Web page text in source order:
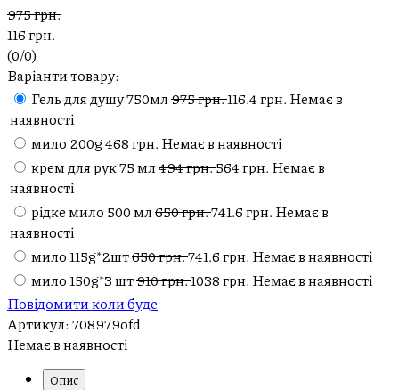
975 грн.
116 грн.
(0/0)
Варіанти товару:
Гель для душу 750мл975 грн.116.4 грн. Немає в
наявності
мило 200g468 грн. Немає в наявності
крем для рук 75 мл494 грн.564 грн. Немає в
наявності
рідке мило 500 мл650 грн.741.6 грн. Немає в
наявності
мило 115g*2шт650 грн.741.6 грн. Немає в наявності
мило 150g*3 шт910 грн.1038 грн. Немає в наявності
Повідомити коли буде
Артикул:708979ofd
Немає в наявності
Опис